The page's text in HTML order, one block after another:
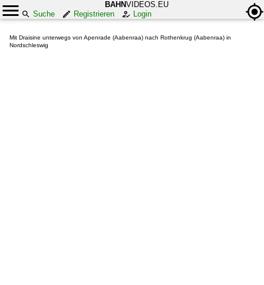
BAHNVIDEOS.EU
Suche
Registrieren Login
Mit Draisine unterwegs von Apenrade (Aabenraa) nach Rothenkrug (Aabenraa) in
Nordschleswig